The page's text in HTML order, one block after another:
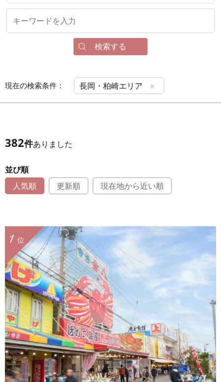
検索する
現在の検索条件： 長岡・柏崎エリア ×
382件ありました
並び順
人気順
更新順 現在地から近い順
位
1